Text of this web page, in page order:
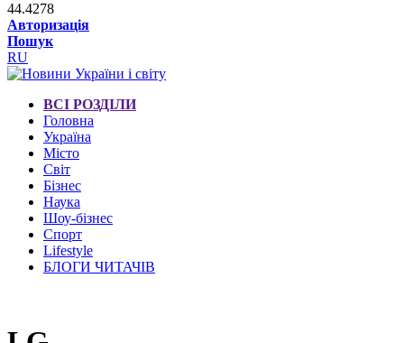
44.4278
Авторизація
Пошук
RU
ВСІ РОЗДІЛИ
Головна
Україна
Місто
Світ
Бізнес
Наука
Шоу-бізнес
Спорт
Lifestyle
БЛОГИ ЧИТАЧІВ